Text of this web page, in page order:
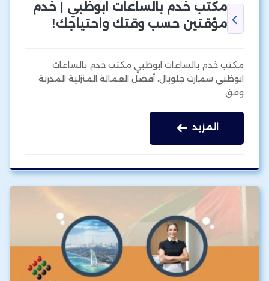
مكتب خدم بالساعات ابوظبي | خدم
مؤقتين حسب وقتك واحتياجك!
مكتب خدم بالساعات ابوظبي مكتب خدم بالساعات
ابوظبي سمارت جلوبال، أفضل العمالة المنزلية المدربة
وفق…
المزيد